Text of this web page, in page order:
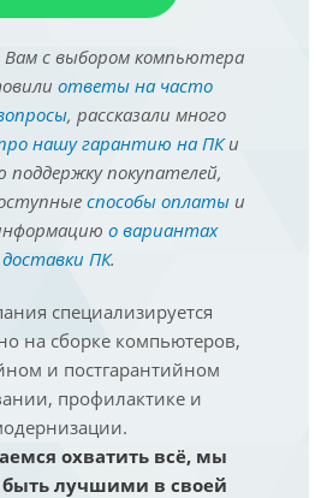
с выбором компьютера
ответы на часто
, рассказали много
нашу гарантию на ПКи
поддержку покупателей,
способы оплатыи
о вариантах
доставки ПК.
специализируется
на сборке компьютеров,
и постгарантийном
профилактике и
охватить всё, мы
лучшими в своей